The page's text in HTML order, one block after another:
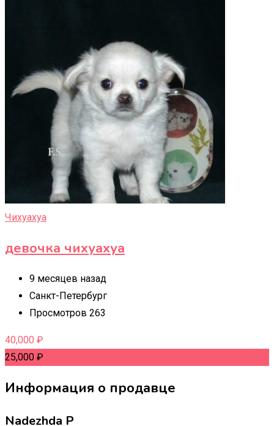
Чихуахуа
девочка чихуахуа
9 месяцев назад
Санкт-Петербург
Просмотров 263
40,000 ₽
25,000 ₽
Информация о продавце
Nadezhda P